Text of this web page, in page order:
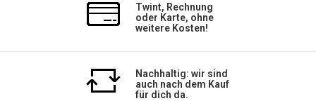
Twint, Rechnung
oder Karte, ohne
weitere Kosten!
Nachhaltig: wir sind
auch nach dem Kauf
für dich da.